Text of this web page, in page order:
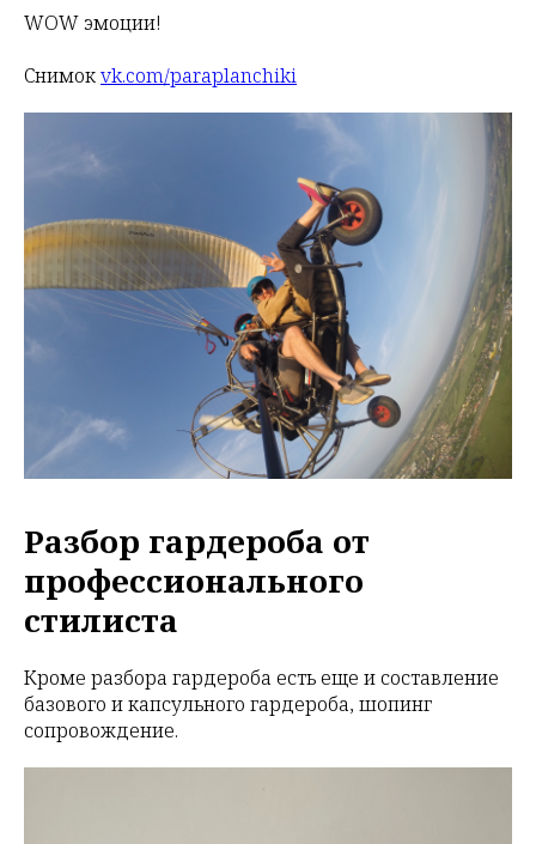
WOW эмоции!
Снимокvk.com/paraplanchiki
Разбор гардероба от
профессионального
стилиста
Кроме разбора гардероба есть еще и составление
базового и капсульного гардероба, шопинг
сопровождение.